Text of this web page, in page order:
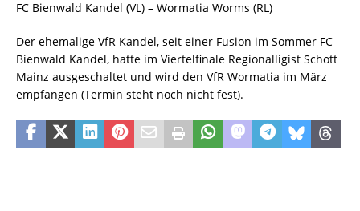
FC Bienwald Kandel (VL) – Wormatia Worms (RL)
Der ehemalige VfR Kandel, seit einer Fusion im Sommer FC
Bienwald Kandel, hatte im Viertelfinale Regionalligist Schott
Mainz ausgeschaltet und wird den VfR Wormatia im März
empfangen (Termin steht noch nicht fest).